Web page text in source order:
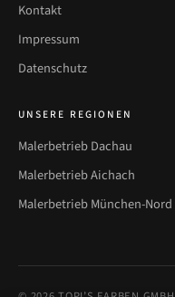
Kontakt
Impressum
Datenschutz
UNSERE REGIONEN
Malerbetrieb Dachau
Malerbetrieb Aichach
Malerbetrieb München-Nord